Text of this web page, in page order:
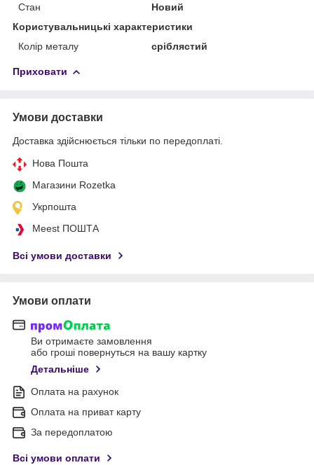
Стан
Новий
Користувальницькі характеристики
Колір металу
сріблястий
Приховати
Умови доставки
Доставка здійснюється тільки по передоплаті.
Нова Пошта
Магазини Rozetka
Укрпошта
Meest ПОШТА
Всі умови доставки
Умови оплати
Ви отримаєте замовлення
або гроші повернуться на вашу картку
Детальніше
Оплата на рахунок
Оплата на приват карту
За передоплатою
Всі умови оплати